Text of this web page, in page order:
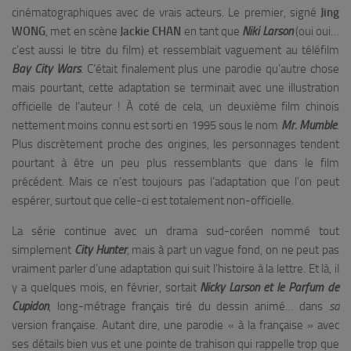
cinématographiques avec de vrais acteurs. Le premier, signé Jing
WONG, met en scène Jackie CHAN en tant que Niki Larson(oui oui…
c’est aussi le titre du film) et ressemblait vaguement au téléfilm
Bay City Wars. C’était finalement plus une parodie qu’autre chose
mais pourtant, cette adaptation se terminait avec une illustration
officielle de l’auteur ! À coté de cela, un deuxième film chinois
nettement moins connu est sorti en 1995 sous le nom Mr. Mumble.
Plus discrètement proche des origines, les personnages tendent
pourtant à être un peu plus ressemblants que dans le film
précédent. Mais ce n’est toujours pas l’adaptation que l’on peut
espérer, surtout que celle-ci est totalement non-officielle.
La série continue avec un drama sud-coréen nommé tout
simplement City Hunter, mais à part un vague fond, on ne peut pas
vraiment parler d’une adaptation qui suit l’histoire à la lettre. Et là, il
y a quelques mois, en février, sortait Nicky Larson et le Parfum de
Cupidon, long-métrage français tiré du dessin animé… dans sa
version française. Autant dire, une parodie « à la française » avec
ses détails bien vus et une pointe de trahison qui rappelle trop que